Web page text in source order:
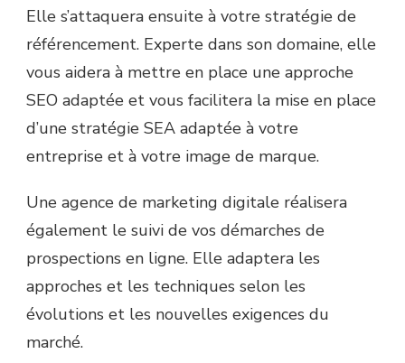
Elle s’attaquera ensuite à votre stratégie de
référencement. Experte dans son domaine, elle
vous aidera à mettre en place une approche
SEO adaptée et vous facilitera la mise en place
d’une stratégie SEA adaptée à votre
entreprise et à votre image de marque.
Une agence de marketing digitale réalisera
également le suivi de vos démarches de
prospections en ligne. Elle adaptera les
approches et les techniques selon les
évolutions et les nouvelles exigences du
marché.